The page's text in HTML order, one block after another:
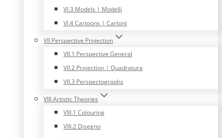
VI.3 Models | Modelli
VI.4 Cartoons | Cartoni
VII Perspective Projection
VII.1 Perspective General
VII.2 Projection | Quadratura
VII.3 Perspectographs
VIII Artistic Theories
VIII.1 Colouring
VIII.2 Disegno